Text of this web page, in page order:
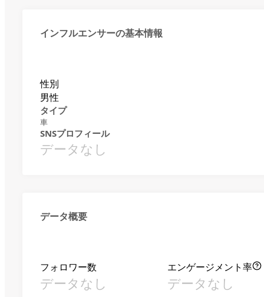
インフルエンサーの基本情報
性別
男性
タイプ
車
SNSプロフィール
データなし
データ概要
フォロワー数
データなし
エンゲージメント率
データなし